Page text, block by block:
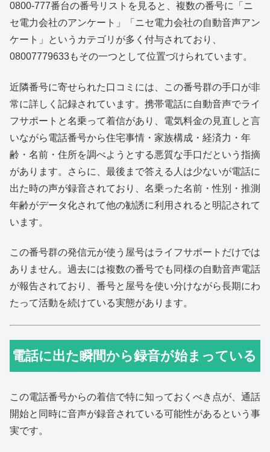
0800-777番台の番号リストを見ると、複数の番号に「ニ
セ電力会社のアンケート」「ニセ電力会社の自動音声アン
ケート」というカテゴリが多く付与されており、
08007779633もその一つとして位置づけられています。
近隣番号に寄せられた口コミには、この番号群の手口が非
常に詳しく記録されています。携帯電話に自動音声でライ
フサポートと名乗って着信があり、電気料金の見直しと言
いながら電話番号から住宅事情・家族構成・経済力・年
齢・名前・住所を調べようとする悪質な手口だという指摘
があります。さらに、最後まで答える人は少ないが電話に
出た時の声が録音されており、名乗った名前・性別・推測
年齢がデータ化されて他の勧誘に利用されると明記されて
います。
この番号群の発信元が使う屋号はライフサポートだけでは
ありません。過去には複数の番号でも同様の自動音声電話
が報告されており、番号と屋号を使い分けながら長期にわ
たって活動を続けている実態があります。
電話に出た瞬間から録音が始まっている
この電話番号からの着信で特に知っておくべき点が、通話
開始と同時に音声が録音されている可能性があるという事
実です。